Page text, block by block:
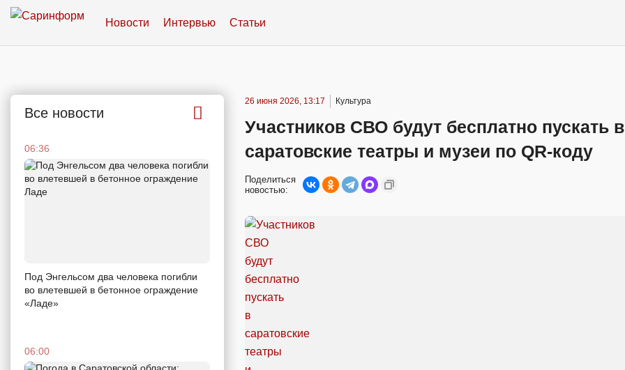
Новости Интервью Статьи
Все новости
06:36
Под Энгельсом два человека погибли
во влетевшей в бетонное ограждение
«Ладе»
06:00
26 июня 2026, 13:17 Культура
Участников СВО будут бесплатно пускать в
саратовские театры и музеи по QR-коду
Поделиться
новостью: